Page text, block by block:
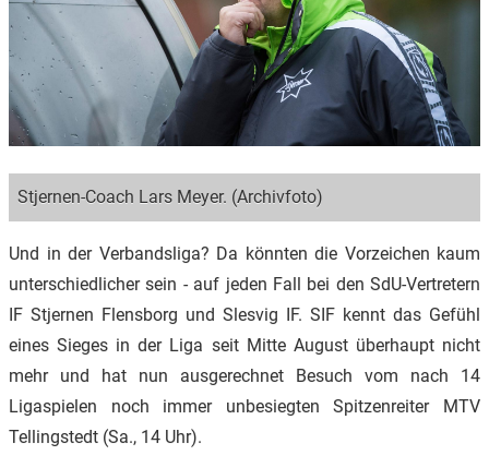
Stjernen-Coach Lars Meyer. (Archivfoto)
Und in der Verbandsliga? Da könnten die Vorzeichen kaum
unterschiedlicher sein - auf jeden Fall bei den SdU-Vertretern
IF Stjernen Flensborg und Slesvig IF. SIF kennt das Gefühl
eines Sieges in der Liga seit Mitte August überhaupt nicht
mehr und hat nun ausgerechnet Besuch vom nach 14
Ligaspielen noch immer unbesiegten Spitzenreiter MTV
Tellingstedt (Sa., 14 Uhr).